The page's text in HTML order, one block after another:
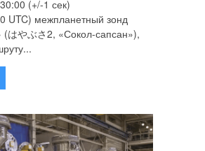
(+/-1 сек)
UTC) межпланетный зонд
(はやぶさ2, «Сокол-сапсан»),